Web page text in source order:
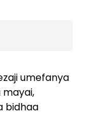
umefanya
mayai,
bidhaa